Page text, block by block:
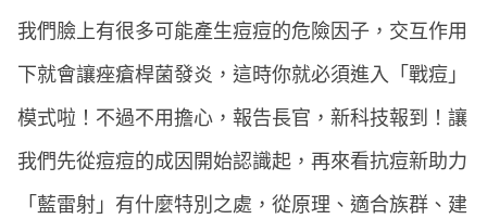
我們臉上有很多可能產生痘痘的危險因子，交互作用
下就會讓痤瘡桿菌發炎，這時你就必須進入「戰痘」
模式啦！不過不用擔心，報告長官，新科技報到！讓
我們先從痘痘的成因開始認識起，再來看抗痘新助力
「藍雷射」有什麼特別之處，從原理、適合族群、建